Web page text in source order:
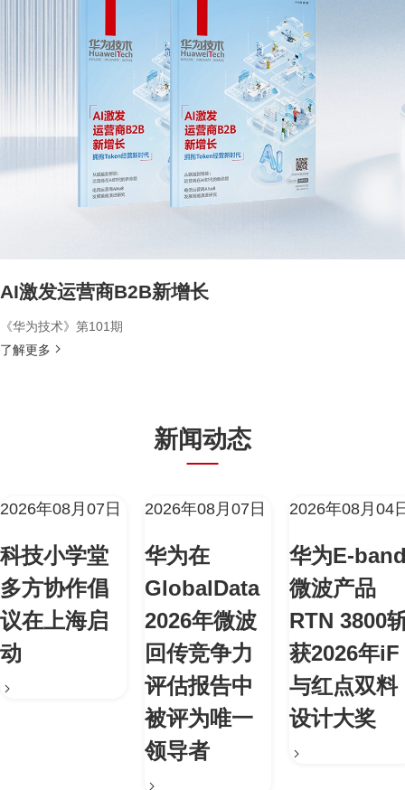
AI激发运营商B2B新增长
《华为技术》第101期
了解更多
新闻动态
2026年08月07日
科技小学堂
多方协作倡
议在上海启
动
2026年08月07日
华为在
GlobalData
2026年微波
回传竞争力
评估报告中
被评为唯一
领导者
2026年08月04
华为E-
微波产品
RTN 3800
获2026年iF
与红点双料
设计大奖